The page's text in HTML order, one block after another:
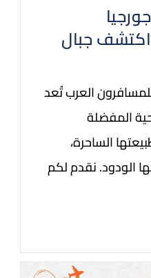
جبال
العرب تُعد
المفضلة
الساحرة،
الودود. نقدم لكم